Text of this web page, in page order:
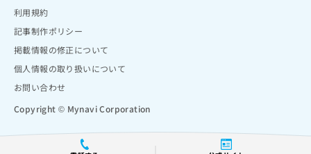
利用規約
記事制作ポリシー
掲載情報の修正について
個人情報の取り扱いについて
お問い合わせ
Copyright © Mynavi Corporation